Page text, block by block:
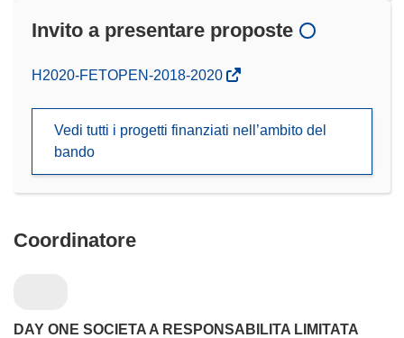
Invito a presentare proposte
(si
nuova
H2020-FETOPEN-2018-2020
Vedi tutti i progetti finanziati nell’ambito del
bando
Coordinatore
DAY ONE SOCIETA A RESPONSABILITA LIMITATA